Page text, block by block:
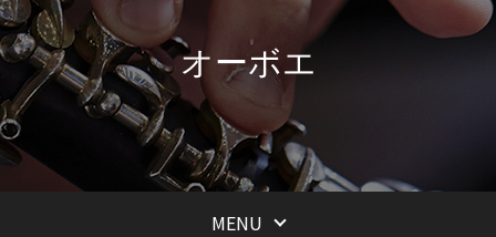
オーボエ
MENU